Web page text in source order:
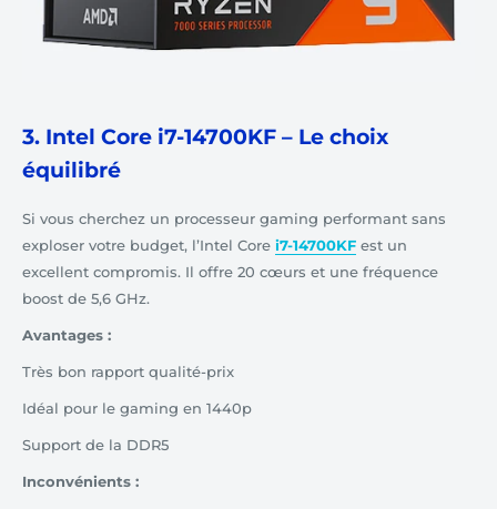
3. Intel Core i7-14700KF – Le choix
équilibré
Si vous cherchez un processeur gaming performant sans
exploser votre budget, l’Intel Core i7-14700KF est un
excellent compromis. Il offre 20 cœurs et une fréquence
boost de 5,6 GHz.
Avantages :
Très bon rapport qualité-prix
Idéal pour le gaming en 1440p
Support de la DDR5
Inconvénients :